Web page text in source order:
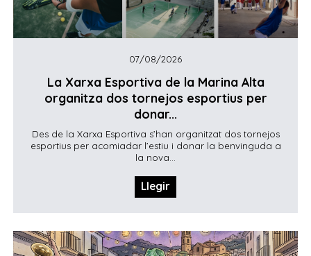
07/08/2026
La Xarxa Esportiva de la Marina Alta
organitza dos tornejos esportius per
donar...
Des de la Xarxa Esportiva s’han organitzat dos tornejos
esportius per acomiadar l’estiu i donar la benvinguda a
la nova...
Llegir